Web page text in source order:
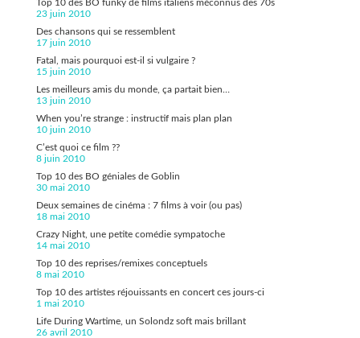
Top 10 des BO funky de films italiens méconnus des 70s
23 juin 2010
Des chansons qui se ressemblent
17 juin 2010
Fatal, mais pourquoi est-il si vulgaire ?
15 juin 2010
Les meilleurs amis du monde, ça partait bien…
13 juin 2010
When you’re strange : instructif mais plan plan
10 juin 2010
C’est quoi ce film ??
8 juin 2010
Top 10 des BO géniales de Goblin
30 mai 2010
Deux semaines de cinéma : 7 films à voir (ou pas)
18 mai 2010
Crazy Night, une petite comédie sympatoche
14 mai 2010
Top 10 des reprises/remixes conceptuels
8 mai 2010
Top 10 des artistes réjouissants en concert ces jours-ci
1 mai 2010
Life During Wartime, un Solondz soft mais brillant
26 avril 2010